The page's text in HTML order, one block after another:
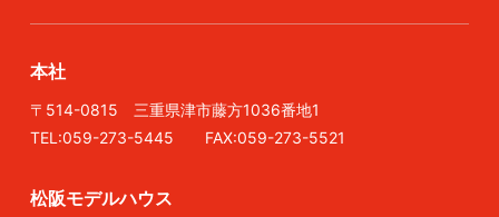
本社
〒514-0815 三重県津市藤方1036番地1
TEL:059-273-5445 FAX:059-273-5521
松阪モデルハウス